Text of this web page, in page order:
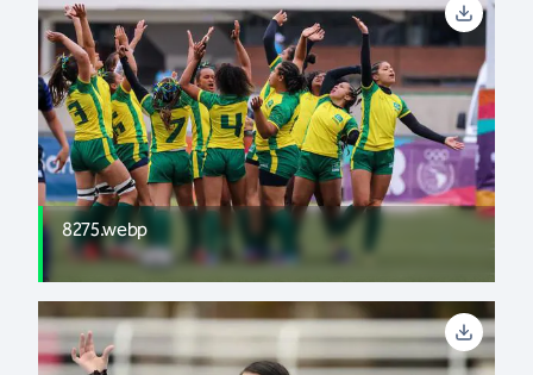
8275.webp